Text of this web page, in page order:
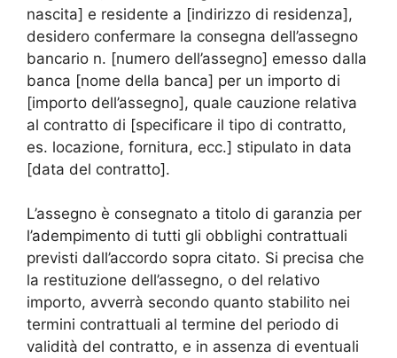
nascita] e residente a [indirizzo di residenza],
desidero confermare la consegna dell’assegno
bancario n. [numero dell’assegno] emesso dalla
banca [nome della banca] per un importo di
[importo dell’assegno], quale cauzione relativa
al contratto di [specificare il tipo di contratto,
es. locazione, fornitura, ecc.] stipulato in data
[data del contratto].
L’assegno è consegnato a titolo di garanzia per
l’adempimento di tutti gli obblighi contrattuali
previsti dall’accordo sopra citato. Si precisa che
la restituzione dell’assegno, o del relativo
importo, avverrà secondo quanto stabilito nei
termini contrattuali al termine del periodo di
validità del contratto, e in assenza di eventuali